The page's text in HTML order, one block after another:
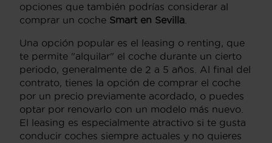
opciones que también podrías considerar al
comprar un coche Smart en Sevilla
Una opción popular es el leasing o renting, que
te permite "alquilar" el coche durante un cierto
periodo, generalmente de 2 a 5 años. Al final del
contrato, tienes la opción de comprar el coche
por un precio previamente acordado, o puedes
optar por renovarlo con un modelo más nuevo.
El leasing es especialmente atractivo si te gusta
conducir coches siempre actuales y no quieres